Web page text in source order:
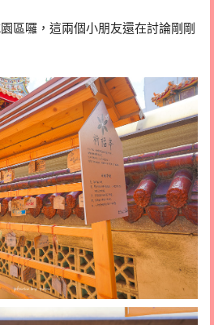
區囉，這兩個小朋友還在討論剛剛